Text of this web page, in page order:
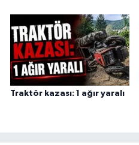
Traktör kazası: 1 ağır yaralı